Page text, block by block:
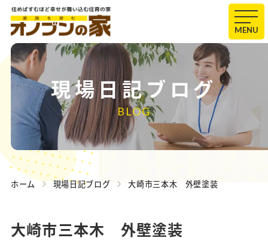
MENU
現場日記ブログ
BLOG
ホーム 現場日記ブログ 大崎市三本木 外壁塗装
大崎市三本木 外壁塗装